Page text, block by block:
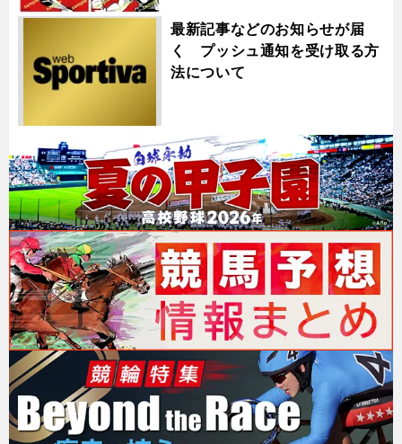
最新記事などのお知らせが届
く プッシュ通知を受け取る方
法について